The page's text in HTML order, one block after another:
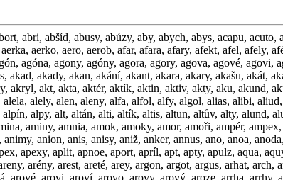
baž, baže, baží, bažil, bažím, bažíš, bažit, bažme, bažte, bděl, bděla, bdělá, bděle, bdělé, bděli, bdělí, bdělo, bděly, bdělý, bděme, bdění, bděno, bděte, bdi, bdí, bdící, bdím, bdíme, bdíš, bdít, bdíte, bdíti, bdívá, bé, beach, beán, beáni, beat, beaty, bebé, bebop, beci, beč, bečel, bečen, bečet, bečí, bečím, bečíš, bečka, béčka, béčko, bečky, bečme, bečte, běda, bedla, bedly, bedna, bědná, bědné, bědně, bedni, bední, bědní, bedny, bědný, bedra, běduj, bědy, befél, beg, begův, běh, běhá, běhač, běhák, běhal, běhám, běhán, běháš, běhat, běhej, během, běhlá, běhlé, běhlí, běhlý, běhy, bej, bejci, bejk, bejt, bejty, bejův, bek, beká, bekal, bekám, bekán, bekáš, bekat, bekej, bekl, bekla, bekli, beklo, bekly, bekne, bekni, beknu, bekon, bekot, bekův, beky, bel, běl, bela, bělá, bělák, bělal, bělám, běláš, bělat, běle, bělej, bělel, bělen, bělet, belga, belgy, belhá, běli, bělí, bělič, belík, bělil, bělím, bělíš, bělit, bělka, bělky, bělma, bělme, bělmo, bělte, bely, běly, béma, bémy, ben, bendi, bendí, bene, bengo, ber, bér, beran, beraň, bérce, berde, bere, bérec, berem, bereš, berla, berle, berly, berma, berme, bermy, berná, berné, berní, berný, berou, berta, berte, berty, beru, béry, beryl, běs, běsi, běsí, běsil, běsím, běsíš, běsit, běsme, běsná, běsné, běsně, běsni, běsní, běsný, best, běste, běsův, běsy, beta, beťár, betel, betl, betly, beton, bétyl, bez, bezan, beze, bezva, bezy, béž, běž, běžce, běžci, běžec, běžel, běžen, běžet, běží, běžím, běžíš, běžka, běžky, běžme, běžná, běžné, běžně, běžní, běžný, běžte, bia, biber, bible, bíbr, bíbry, bíbři, bicí, bič, biče, bičík, bičuj, bída, bídač, bídák, bidet, bidla, bidlo, bídná, bídné, bídně, bídní, bídný, bidon, bídy, bie, biena, bieny, bifl, bifli, biga, bígl, bígli, bigos, bigy, bij, biják, bijce, bijci, bije, bijec, bijem, biješ, biji, bijí, bijme, bijou, bijte, biju, bika, bike, biker, bikuj, biky, bil, bila, bílá, bíle, bílé, bílek, bílen, bili, bíli, bílí, bílil, bílím, bílíš, bílit, bílky, bill, billy, bilme, bilo, bílo, bilte, bily, bílý, bimbá, bince, binec, binga, bingo, binom, bio, biom, biomy, bios, biosy, biota, bioty, bipak, bipól, biret, biřic, bis, biska, bisky, bistr, bit, bít, bita, bitá, bitci, bité, bitec, biti, bití, bíti, bitka, bitky, bito, bitva, bitvy, bity, bitý, bivak, biwa, bixin, bizam, bizon, blaf, blafá, blafl, blafy, blaha, blahá, blahé, blaho, blahý, bláml, blána, blank, blány, blata, bláta, bláto, blaze, blazí, blaž, blaží, blb, blbá, blbci, blbé, blbě, blbec, blbí, blbl, blbla, blbli, blblo, blbly, blbne, blbni, blbnu, blbův, blbý, blebt, bledá, bledé, bledě, bledí, bledl, bledý, blend, blept, blesk, bleší, blij, blije, bliji, blijí, bliju, bliká, blikl, blil, blila, blili, blilo, blily, blin, blín, bliny, blíny, blit, blít, blita, blitá, blité, bliti, blití, blíti, blito, blity, blitý, blízá, blízl, bliž, blíž, blíže, blíži, blíží, blížu, blok, bloky, blond, bloud, blud, bluď, bludy, blues, bluf, blufy, bluma,